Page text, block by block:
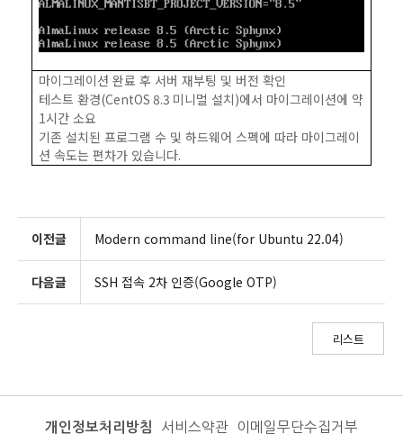
마이그레이션 완료 후 서버 재부팅 및 버전 확인
테스트 환경(CentOS 8.3 미니멀 설치)에서 마이그레이션에 약
1시간 소요
기존 설치된 프로그램 수 및 하드웨어 스펙에 따라 마이그레이
션 속도는 편차가 있습니다.
이전글 Modern command line(for Ubuntu 22.04)
다음글 SSH 접속 2차 인증(Google OTP)
리스트
개인정보처리방침 서비스약관 이메일무단수집거부